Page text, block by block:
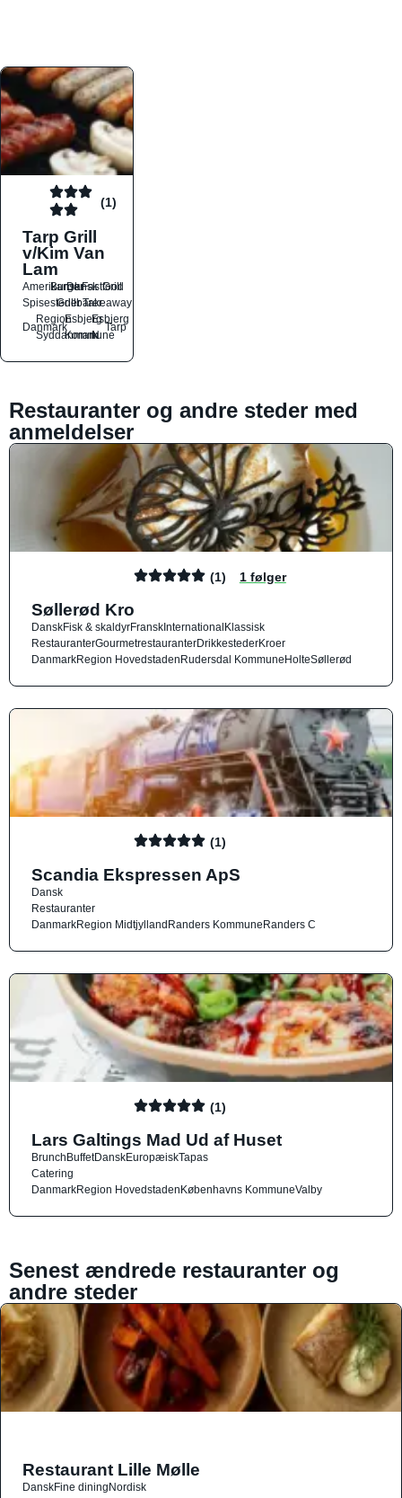
(1)
Tarp Grill
v/Kim Van
Lam
Amerikansk
BurgerDanskFastfood
Grill
SpisestederGrillbarerTakeaway
Danmark
Region
Syddanmark
Esbjerg
Kommune
Esbjerg
N
Tarp
Restauranter og andre steder med
anmeldelser
(1) 1 følger
Søllerød Kro
DanskFisk & skaldyrFranskInternationalKlassisk
RestauranterGourmetrestauranterDrikkestederKroer
DanmarkRegion HovedstadenRudersdal KommuneHolteSøllerød
(1)
Scandia Ekspressen ApS
Dansk
Restauranter
DanmarkRegion MidtjyllandRanders KommuneRanders C
(1)
Lars Galtings Mad Ud af Huset
BrunchBuffetDanskEuropæiskTapas
Catering
DanmarkRegion HovedstadenKøbenhavns KommuneValby
Senest ændrede restauranter og
andre steder
Restaurant Lille Mølle
DanskFine diningNordisk